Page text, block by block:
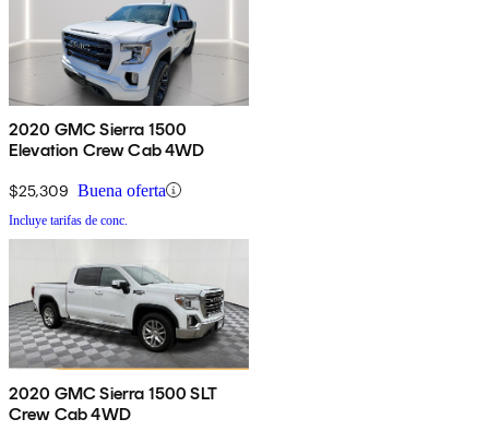
2020 GMC Sierra 1500
Elevation Crew Cab 4WD
$25,309 Buena oferta
Incluye tarifas de conc.
2020 GMC Sierra 1500 SLT
Crew Cab 4WD